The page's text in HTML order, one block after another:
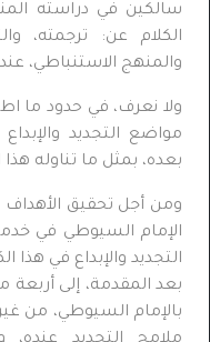
سالكين في دراسته
الكلام عن: ترجمته،
والمنهج الاستنباطي،
ولا نعرف، في حدود ما
مواضع التجديد
بعده، بمثل ما تناوله
ومن أجل تحقيق الأهداف
الإمام السيوطي في
التجديد والإبداع في هذا
بعد المقدمة، إلى أربعة
بالإمام السيوطي، من